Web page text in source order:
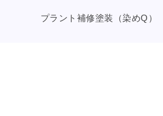
プラント補修塗装（染めQ）